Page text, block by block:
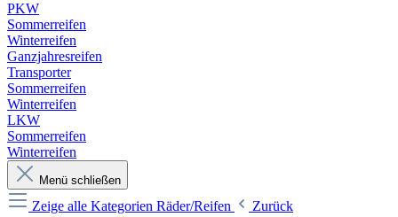
PKW
Sommerreifen
Winterreifen
Ganzjahresreifen
Transporter
Sommerreifen
Winterreifen
LKW
Sommerreifen
Winterreifen
Menü schließen
Zeige alle Kategorien Räder/Reifen
Zurück